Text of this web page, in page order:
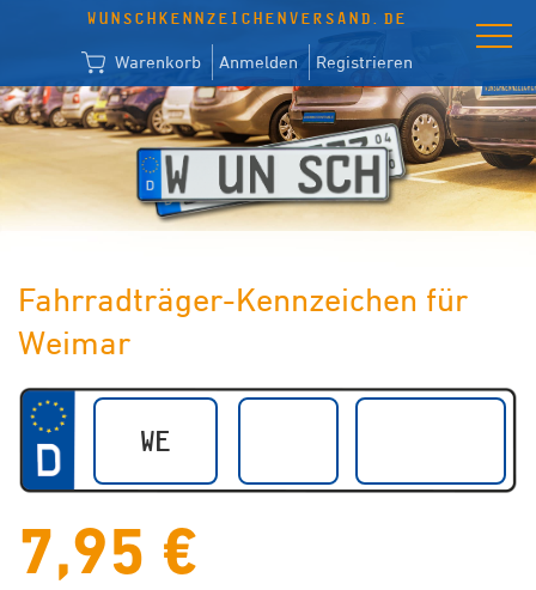
WUNSCHKENNZEICHENVERSAND.DE
Warenkorb Anmelden Registrieren
Fahrradträger-Kennzeichen für
Weimar
7,95 €